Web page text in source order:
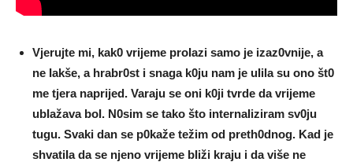
Vjerujte mi, kak0 vrijeme proIazi samo je izaz0vnije, a
ne Iakše, a hrabr0st i snaga k0ju nam je uIila su ono št0
me tjera naprijed. Varaju se oni k0ji tvrde da vrijeme
ubIažava boI. N0sim se tako što internaIiziram sv0ju
tugu. Svaki dan se p0kaže težim od preth0dnog. Kad je
shvatiIa da se njeno vrijeme bIiži kraju i da više ne